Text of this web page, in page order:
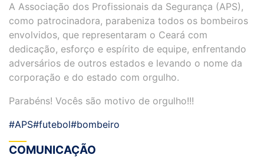
A Associação dos Profissionais da Segurança (APS),
como patrocinadora, parabeniza todos os bombeiros
envolvidos, que representaram o Ceará com
dedicação, esforço e espírito de equipe, enfrentando
adversários de outros estados e levando o nome da
corporação e do estado com orgulho.
Parabéns! Vocês são motivo de orgulho!!!
#APS#futebol#bombeiro
COMUNICAÇÃO